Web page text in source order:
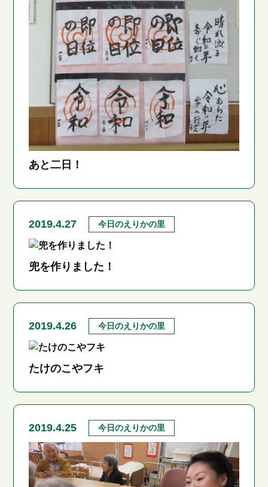
あと二日！
2019.4.27 今日のえりかの里
兜を作りました！
2019.4.26 今日のえりかの里
たけのこやフキ
2019.4.25 今日のえりかの里